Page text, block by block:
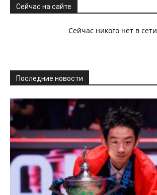
Сейчас на сайте
Сейчас никого нет в сети
Последние новости